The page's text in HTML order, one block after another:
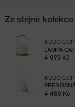
Ze stejné kolekce
LAMPA
AUDO
4 973 Kč
AUDO
4 460 Kč